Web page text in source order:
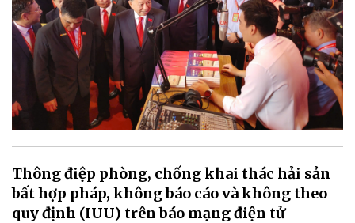
Thông điệp phòng, chống khai thác hải sản
bất hợp pháp, không báo cáo và không theo
quy định (IUU) trên báo mạng điện tử